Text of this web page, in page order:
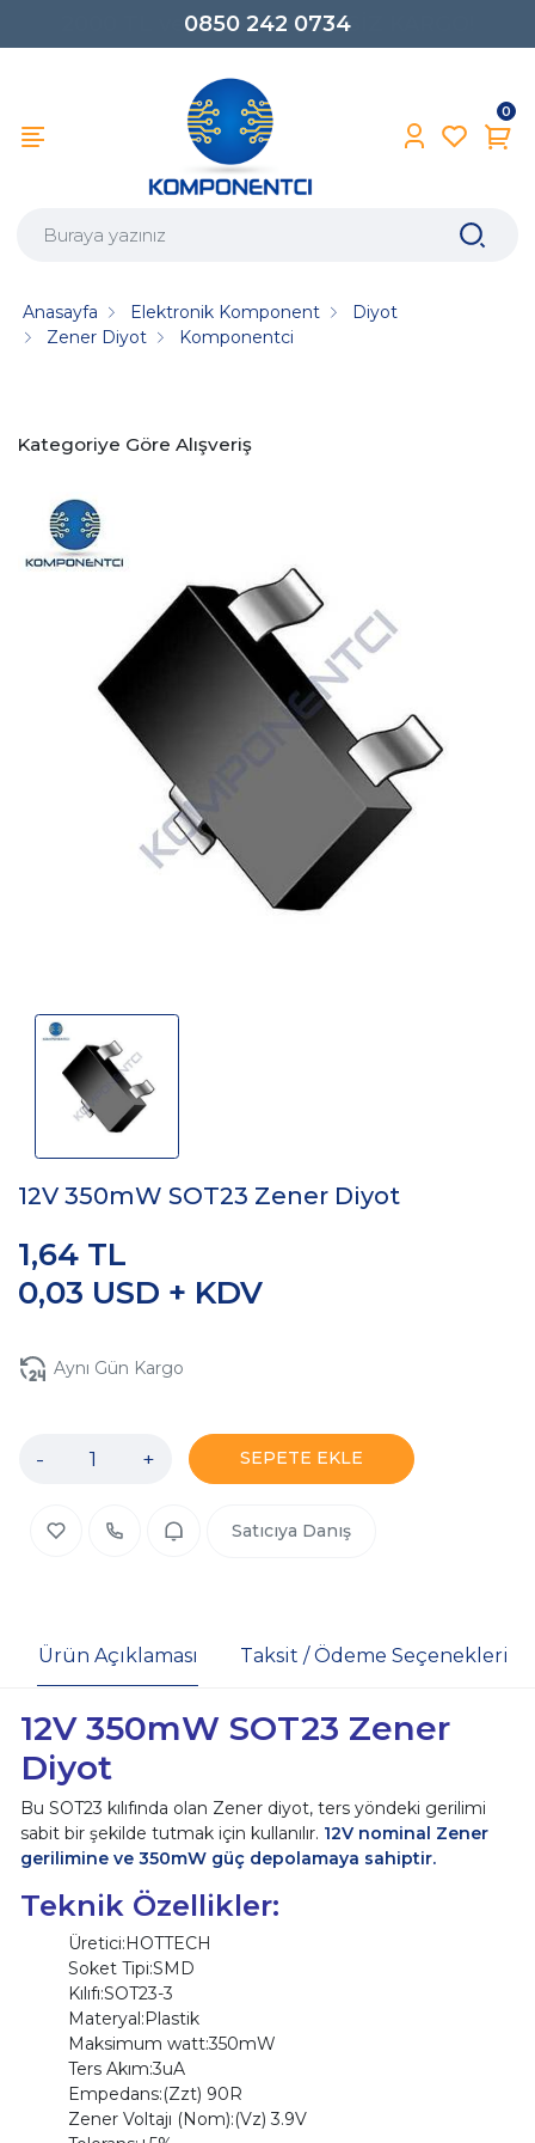
0850 242 0734
0
Anasayfa Elektronik Komponent
Diyot
Zener Diyot
Komponentci
Kategoriye Göre Alışveriş
12V 350mW SOT23 Zener Diyot
0,03 USD + KDV
1,64 TL
Aynı Gün Kargo
- + SEPETE EKLE
Satıcıya Danış
Ürün Açıklaması Taksit / Ödeme Seçenekleri
12V 350mW SOT23 Zener
Diyot
Bu SOT23 kılıfında olan Zener diyot, ters yöndeki gerilimi
sabit bir şekilde tutmak için kullanılır. 12V nominal Zener
gerilimine ve 350mW güç depolamaya sahiptir.
Teknik Özellikler:
Üretici:HOTTECH
Soket Tipi:SMD
Kılıfı:SOT23-3
Materyal:Plastik
Maksimum watt:350mW
Ters Akım:3uA
Empedans:(Zzt) 90R
Zener Voltajı (Nom):(Vz) 3.9V